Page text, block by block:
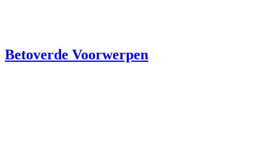
Betoverde Voorwerpen